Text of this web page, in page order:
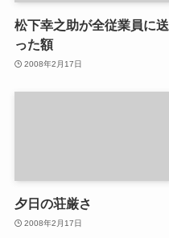
松下幸之助が全従業員に送
った額
2008年2月17日
夕日の荘厳さ
2008年2月17日